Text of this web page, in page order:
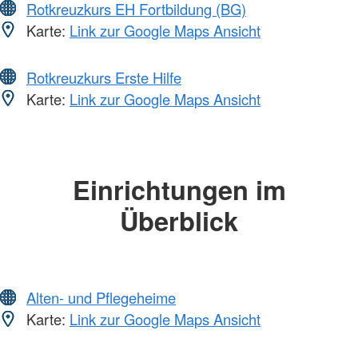
Rotkreuzkurs EH Fortbildung (BG)
Karte: Link zur Google Maps Ansicht
Rotkreuzkurs Erste Hilfe
Karte: Link zur Google Maps Ansicht
Einrichtungen im
Überblick
Alten- und Pflegeheime
Karte: Link zur Google Maps Ansicht